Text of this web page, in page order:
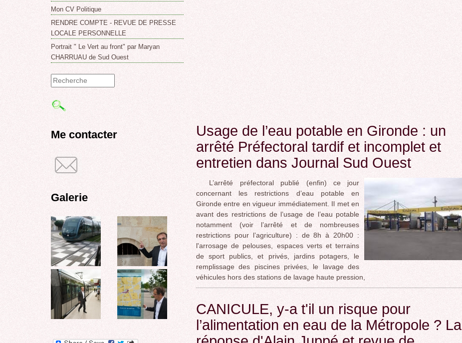
Usage de l’eau potable en Gironde : un
arrêté Préfectoral tardif et incomplet et
entretien dans Journal Sud Ouest
L’arrêté préfectoral publié (enfin) ce jour
concernant les restrictions d’eau potable en
Gironde entre en vigueur immédiatement. Il met en
avant des restrictions de l’usage de l’eau potable
notamment (voir l’arrêté et de nombreuses
restrictions pour l’agriculture) : de 8h à 20h00 :
l'arrosage de pelouses, espaces verts et terrains
de sport publics, et privés, jardins potagers, le
remplissage des piscines privées, le lavage des
véhicules hors des stations de lavage haute pression,
CANICULE, y-a t'il un risque pour
l’alimentation en eau de la Métropole ? La
Mon CV Politique
RENDRE COMPTE - REVUE DE PRESSE
LOCALE PERSONNELLE
Portrait " Le Vert au front" par Maryan
CHARRUAU de Sud Ouest
Formulaire
de
Me contacter
Galerie